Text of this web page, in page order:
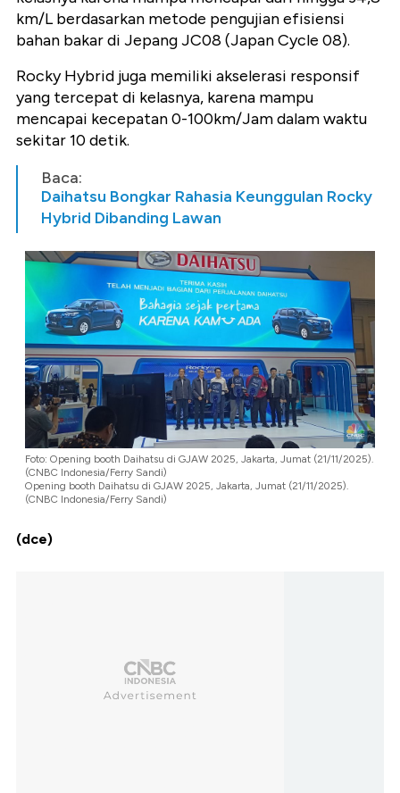
km/L berdasarkan metode pengujian efisiensi
bahan bakar di Jepang JC08 (Japan Cycle 08).
Rocky Hybrid juga memiliki akselerasi responsif
yang tercepat di kelasnya, karena mampu
mencapai kecepatan 0-100km/Jam dalam waktu
sekitar 10 detik.
Baca:
Daihatsu Bongkar Rahasia Keunggulan Rocky
Hybrid Dibanding Lawan
Foto: Opening booth Daihatsu di GJAW 2025, Jakarta, Jumat (21/11/2025).
(CNBC Indonesia/Ferry Sandi)
Opening booth Daihatsu di GJAW 2025, Jakarta, Jumat (21/11/2025).
(CNBC Indonesia/Ferry Sandi)
(dce)